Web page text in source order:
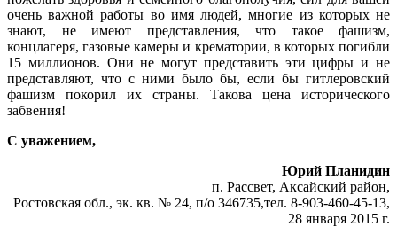
очень важной работы во имя людей, многие из которых не
знают, не имеют представления, что такое фашизм,
концлагеря, газовые камеры и крематории, в которых погибли
15 миллионов. Они не могут представить эти цифры и не
представляют, что с ними было бы, если бы гитлеровский
фашизм покорил их страны. Такова цена исторического
забвения!
С уважением,
Юрий Планидин
п. Рассвет, Аксайский район,
Ростовская обл., эк. кв. № 24, п/о 346735,тел. 8-903-460-45-13,
28 января 2015 г.